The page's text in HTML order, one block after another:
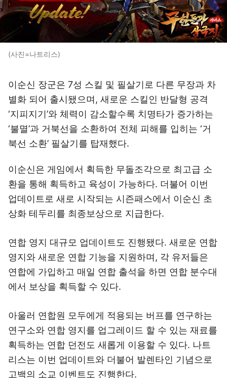
(사진=나트리스)
이순신 장군은 7성 스킬 및 필살기로 다른 무장과 차
별화 되어 출시됐으며, 새로운 스킬인 반달형 공격
‘지피지기’와 체력이 감소할수록 치명타가 증가하는
‘불멸’과 거북선을 소환하여 전체 피해를 입히는 ‘거
북선 소환’ 필살기를 탑재했다.
이순신은 게임에서 획득한 무돌조각으로 최고급 소
환을 통해 획득하고 육성이 가능하다. 더불어 이번
업데이트로 새로 시작되는 시즌패스에서 이순신 초
상화 테두리를 최종보상으로 지급한다.
연합 영지 대규모 업데이트도 진행됐다. 새로운 연합
영지와 새로운 연합 기능을 지원하며, 각 유저들은
연합에 가입하고 매일 연합 출석을 하면 연합 분수대
에서 보상을 획득할 수 있다.
아울러 연합원 모두에게 적용되는 버프를 연구하는
연구소와 연합 영지를 업그레이드 할 수 있는 재료를
획득하는 연합 던전도 새롭게 이용할 수 있다. 나트
리스는 이번 업데이트와 더불어 발렌타인 기념으로
고백의 소교 이벤트도 진행한다.